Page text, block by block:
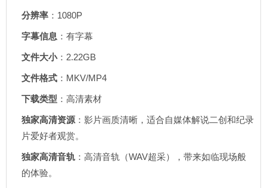
分辨率 ：1080P
字幕信息 ：有字幕
文件大小：2.22GB
文件格式 ：MKV/MP4
下载类型 ：高清素材
独家高清资源 ：影片画质清晰，适合自媒体解说二创和纪录
片爱好者观赏。
独家高清音轨 ：高清音轨（WAV超采），带来如临现场般
的体验。